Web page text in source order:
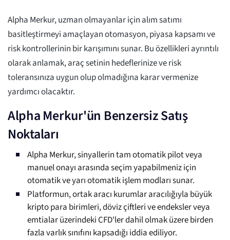
Alpha Merkur, uzman olmayanlar için alım satımı
basitleştirmeyi amaçlayan otomasyon, piyasa kapsamı ve
risk kontrollerinin bir karışımını sunar. Bu özellikleri ayrıntılı
olarak anlamak, araç setinin hedeflerinize ve risk
toleransınıza uygun olup olmadığına karar vermenize
yardımcı olacaktır.
Alpha Merkur'ün Benzersiz Satış
Noktaları
Alpha Merkur, sinyallerin tam otomatik pilot veya
manuel onayı arasında seçim yapabilmeniz için
otomatik ve yarı otomatik işlem modları sunar.
Platformun, ortak aracı kurumlar aracılığıyla büyük
kripto para birimleri, döviz çiftleri ve endeksler veya
emtialar üzerindeki CFD'ler dahil olmak üzere birden
fazla varlık sınıfını kapsadığı iddia ediliyor.